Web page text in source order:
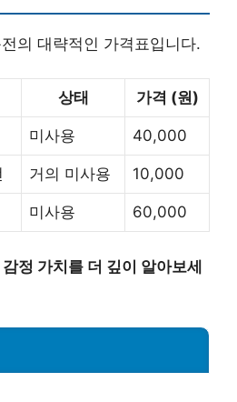
의 대략적인 가격표입니다.
상태 가격 (원)
미사용 40,000
거의 미사용 10,000
미사용 60,000
정 가치를 더 깊이 알아보세